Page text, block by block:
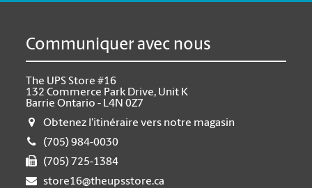
Communiquer avec nous
The UPS Store #16
132 Commerce Park Drive, Unit K
Barrie Ontario - L4N 0Z7
Obtenez l'itinéraire vers notre magasin
(705) 984-0030
(705) 725-1384
store16@theupsstore.ca